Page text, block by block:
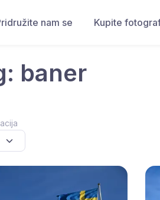
nam se Kupite
baner